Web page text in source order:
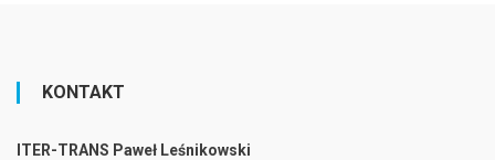
KONTAKT
ITER-TRANS Paweł Leśnikowski